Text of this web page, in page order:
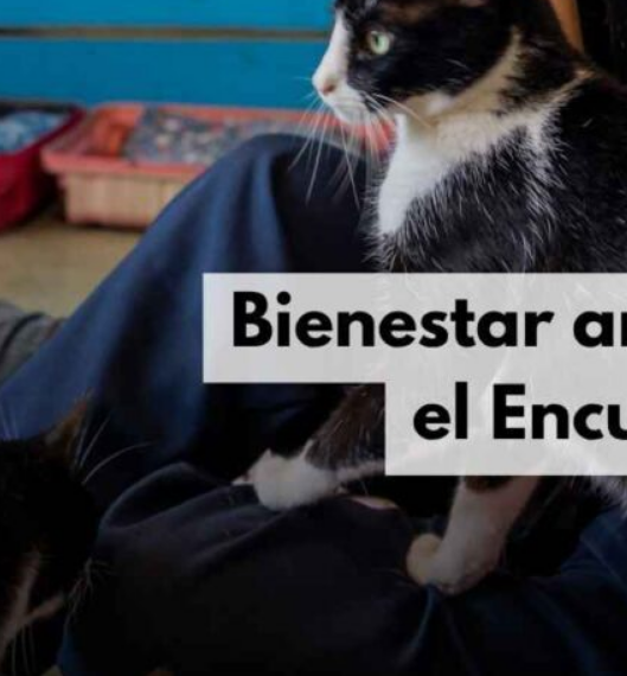
Publicidad
Social Media
WhatsApp Facebook Twitter
Revista